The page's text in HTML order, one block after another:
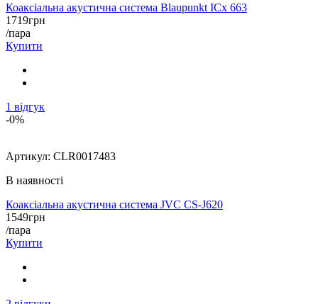
Коаксіальна акустична система Blaupunkt ICx 663
1719грн
/пара
Купити
1 відгук
-0%
Артикул: CLR0017483
В наявності
Коаксіальна акустична система JVC CS-J620
1549грн
/пара
Купити